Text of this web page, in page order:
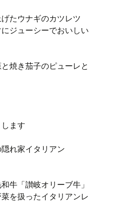
たウナギのカツレツ
ジューシーでおいしい
焼き茄子のピューレと
ます
れ家イタリアン
牛「讃岐オリーブ牛」
を扱ったイタリアンレ